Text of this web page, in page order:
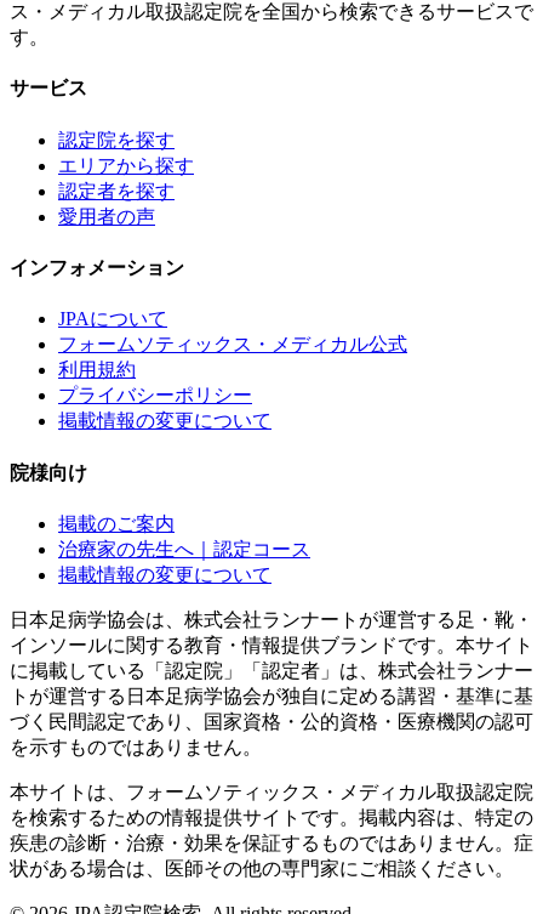
ス・メディカル取扱認定院を全国から検索できるサービスで
す。
サービス
認定院を探す
エリアから探す
認定者を探す
愛用者の声
インフォメーション
JPAについて
フォームソティックス・メディカル公式
利用規約
プライバシーポリシー
掲載情報の変更について
院様向け
掲載のご案内
治療家の先生へ｜認定コース
掲載情報の変更について
日本足病学協会は、株式会社ランナートが運営する足・靴・
インソールに関する教育・情報提供ブランドです。本サイト
に掲載している「認定院」「認定者」は、株式会社ランナー
トが運営する日本足病学協会が独自に定める講習・基準に基
づく民間認定であり、国家資格・公的資格・医療機関の認可
を示すものではありません。
本サイトは、フォームソティックス・メディカル取扱認定院
を検索するための情報提供サイトです。掲載内容は、特定の
疾患の診断・治療・効果を保証するものではありません。症
状がある場合は、医師その他の専門家にご相談ください。